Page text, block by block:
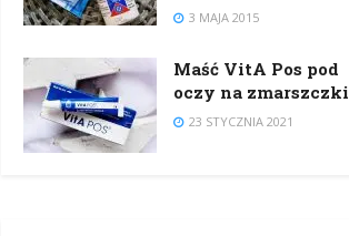
3 MAJA 2015
Maść VitA Pos pod
oczy na zmarszczki
23 STYCZNIA 2021